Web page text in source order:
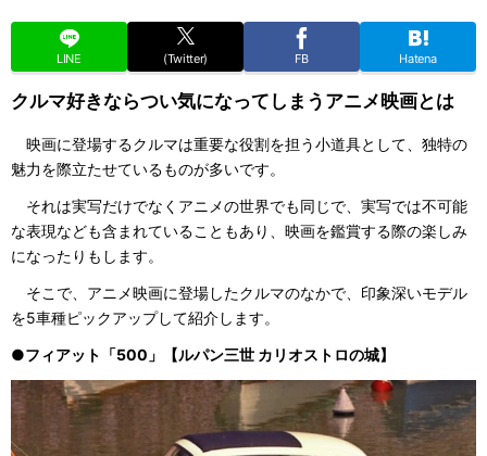
LINE (Twitter) FB Hatena
クルマ好きならつい気になってしまうアニメ映画とは
映画に登場するクルマは重要な役割を担う小道具として、独特の
魅力を際立たせているものが多いです。
それは実写だけでなくアニメの世界でも同じで、実写では不可能
な表現なども含まれていることもあり、映画を鑑賞する際の楽しみ
になったりもします。
そこで、アニメ映画に登場したクルマのなかで、印象深いモデル
を5車種ピックアップして紹介します。
●フィアット「500」【ルパン三世 カリオストロの城】